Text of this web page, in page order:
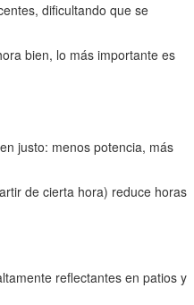
dificultando que se
bien, lo más importante es
justo: menos potencia, más
de cierta hora) reduce horas
reflectantes en patios y